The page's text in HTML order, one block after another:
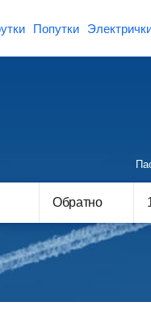
Попутки
Обратно